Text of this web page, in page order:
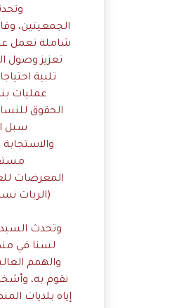
شاملة تعمل
تعزيز وصول
تلبية
عمليات
الحقوق
سبل
المعرضات
(الربات
وتحدث السيد
لسنا في
والهمم
نقوم به،
إياه بلديات